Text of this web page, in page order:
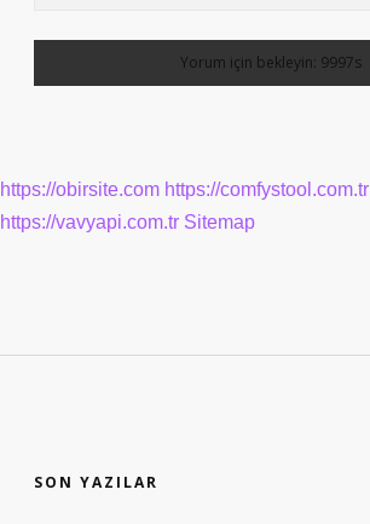
https://obirsite.com https://comfystool.com.tr
https://vavyapi.com.tr Sitemap
SON YAZILAR